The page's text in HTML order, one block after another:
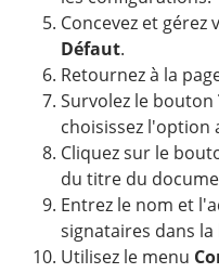
Concevez et gérez
Défaut.
Retournez à la
Survolez le bouton
choisissez l'option
Cliquez sur le
du titre du
Entrez le nom et
signataires dans
Utilisez le menu